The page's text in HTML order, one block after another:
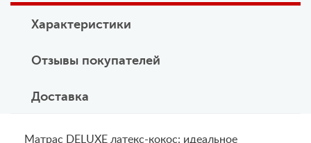
Характеристики
Отзывы покупателей
Доставка
Матрас DELUXE латекс-кокос: идеальное